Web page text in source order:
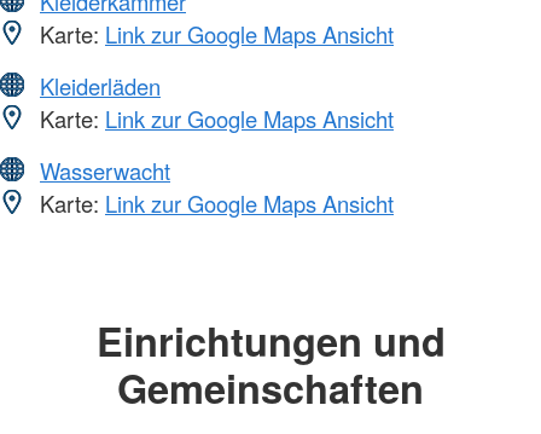
Karte: Link zur Google Maps Ansicht
Kleiderläden
Karte: Link zur Google Maps Ansicht
Wasserwacht
Karte: Link zur Google Maps Ansicht
Einrichtungen und
Gemeinschaften